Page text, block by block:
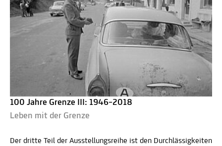
100 Jahre Grenze III: 1946–2018
Leben mit der Grenze
Der dritte Teil der Ausstellungsreihe ist den Durchlässigkeiten